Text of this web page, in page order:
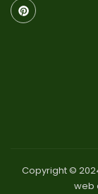
Copyright ©
web